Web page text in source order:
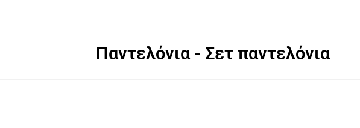
Παντελόνια - Σετ παντελόνια